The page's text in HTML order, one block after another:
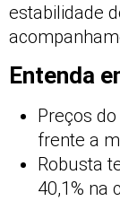
estabilidade
Entenda
Preços
frente a
Robusta
40,1% na